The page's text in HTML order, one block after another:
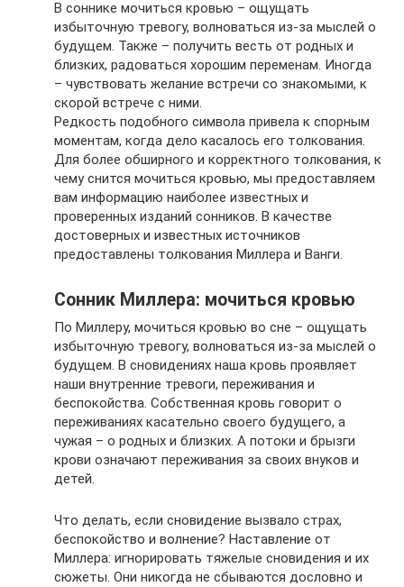
В соннике мочиться кровью – ощущать
избыточную тревогу, волноваться из-за мыслей о
будущем. Также – получить весть от родных и
близких, радоваться хорошим переменам. Иногда
– чувствовать желание встречи со знакомыми, к
скорой встрече с ними.
Редкость подобного символа привела к спорным
моментам, когда дело касалось его толкования.
Для более обширного и корректного толкования, к
чему снится мочиться кровью, мы предоставляем
вам информацию наиболее известных и
проверенных изданий сонников. В качестве
достоверных и известных источников
предоставлены толкования Миллера и Ванги.
Сонник Миллера: мочиться кровью
По Миллеру, мочиться кровью во сне – ощущать
избыточную тревогу, волноваться из-за мыслей о
будущем. В сновидениях наша кровь проявляет
наши внутренние тревоги, переживания и
беспокойства. Собственная кровь говорит о
переживаниях касательно своего будущего, а
чужая – о родных и близких. А потоки и брызги
крови означают переживания за своих внуков и
детей.
Что делать, если сновидение вызвало страх,
беспокойство и волнение? Наставление от
Миллера: игнорировать тяжелые сновидения и их
сюжеты. Они никогда не сбываются дословно и